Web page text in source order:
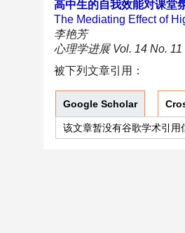
高中生的自我效能对课堂
The Mediating Effect of
李艳芳
心理学进展 Vol. 14 No.
被下列文章引用：
Google Scholar
该文章暂没有谷歌学术引用